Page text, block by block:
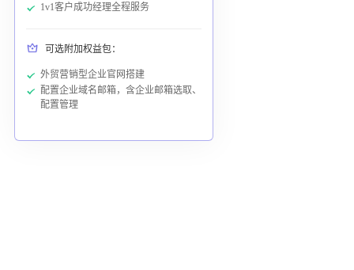
1v1客户成功经理全程服务
可选附加权益包：
外贸营销型企业官网搭建
配置企业域名邮箱，含企业邮箱选取、
配置管理